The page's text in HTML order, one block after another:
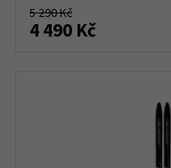
5 290 Kč
4 490 Kč